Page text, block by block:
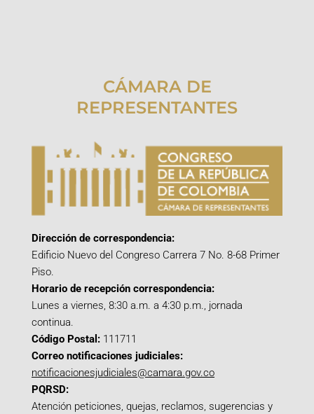
CÁMARA DE
REPRESENTANTES
Dirección de correspondencia:
Edificio Nuevo del Congreso Carrera 7 No. 8-68 Primer
Piso.
Horario de recepción correspondencia:
Lunes a viernes, 8:30 a.m. a 4:30 p.m., jornada
continua.
Código Postal: 111711
Correo notificaciones judiciales:
notificacionesjudiciales@camara.gov.co
PQRSD:
Atención peticiones, quejas, reclamos, sugerencias y